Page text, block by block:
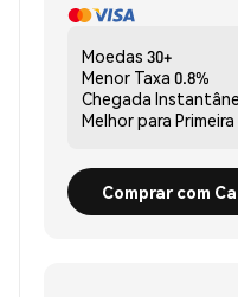
Moedas 30+
Menor Taxa 0.8%
Chegada
Melhor para
Comprar com